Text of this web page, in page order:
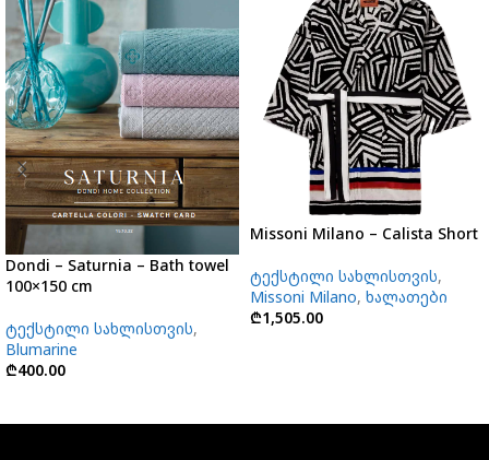
Dondi – Saturnia – Bath towel
100×150 cm
ტექსტილი სახლისთვის,
Blumarine
₾400.00
Missoni Milano – Calista Short
ტექსტილი სახლისთვის,
Missoni Milano, ხალათები
₾1,505.00